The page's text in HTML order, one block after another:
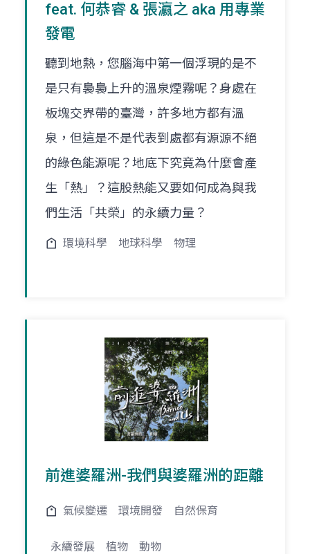
feat. 何恭睿 & 張瀛之 aka 用專業
發電
聽到地熱，您腦海中第一個浮現的是不
是只有裊裊上升的溫泉煙霧呢？身處在
板塊交界帶的臺灣，許多地方都有溫
泉，但這是不是代表到處都有源源不絕
的綠色能源呢？地底下究竟為什麼會產
生「熱」？這股熱能又要如何成為與我
們生活「共榮」的永續力量？
環境科學 地球科學 物理
前進婆羅洲-我們與婆羅洲的距離
氣候變遷 環境開發 自然保育
永續發展 植物 動物